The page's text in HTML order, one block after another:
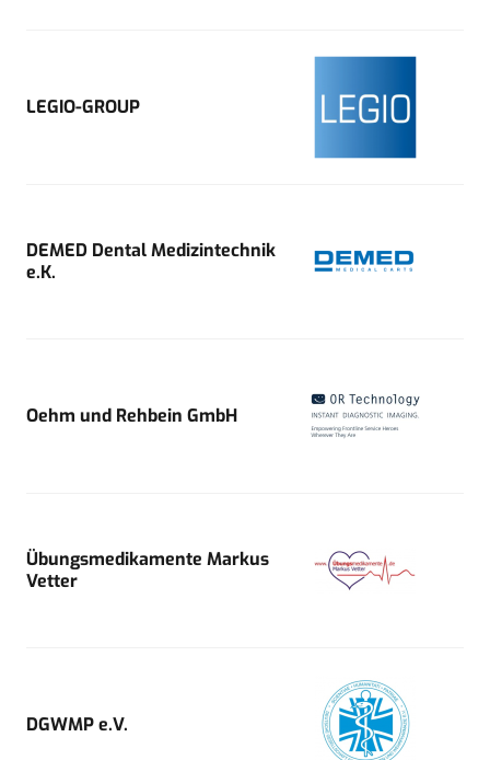
LEGIO-GROUP
DEMED Dental Medizintechnik
e.K.
Oehm und Rehbein GmbH
Übungsmedikamente Markus
Vetter
DGWMP e.V.